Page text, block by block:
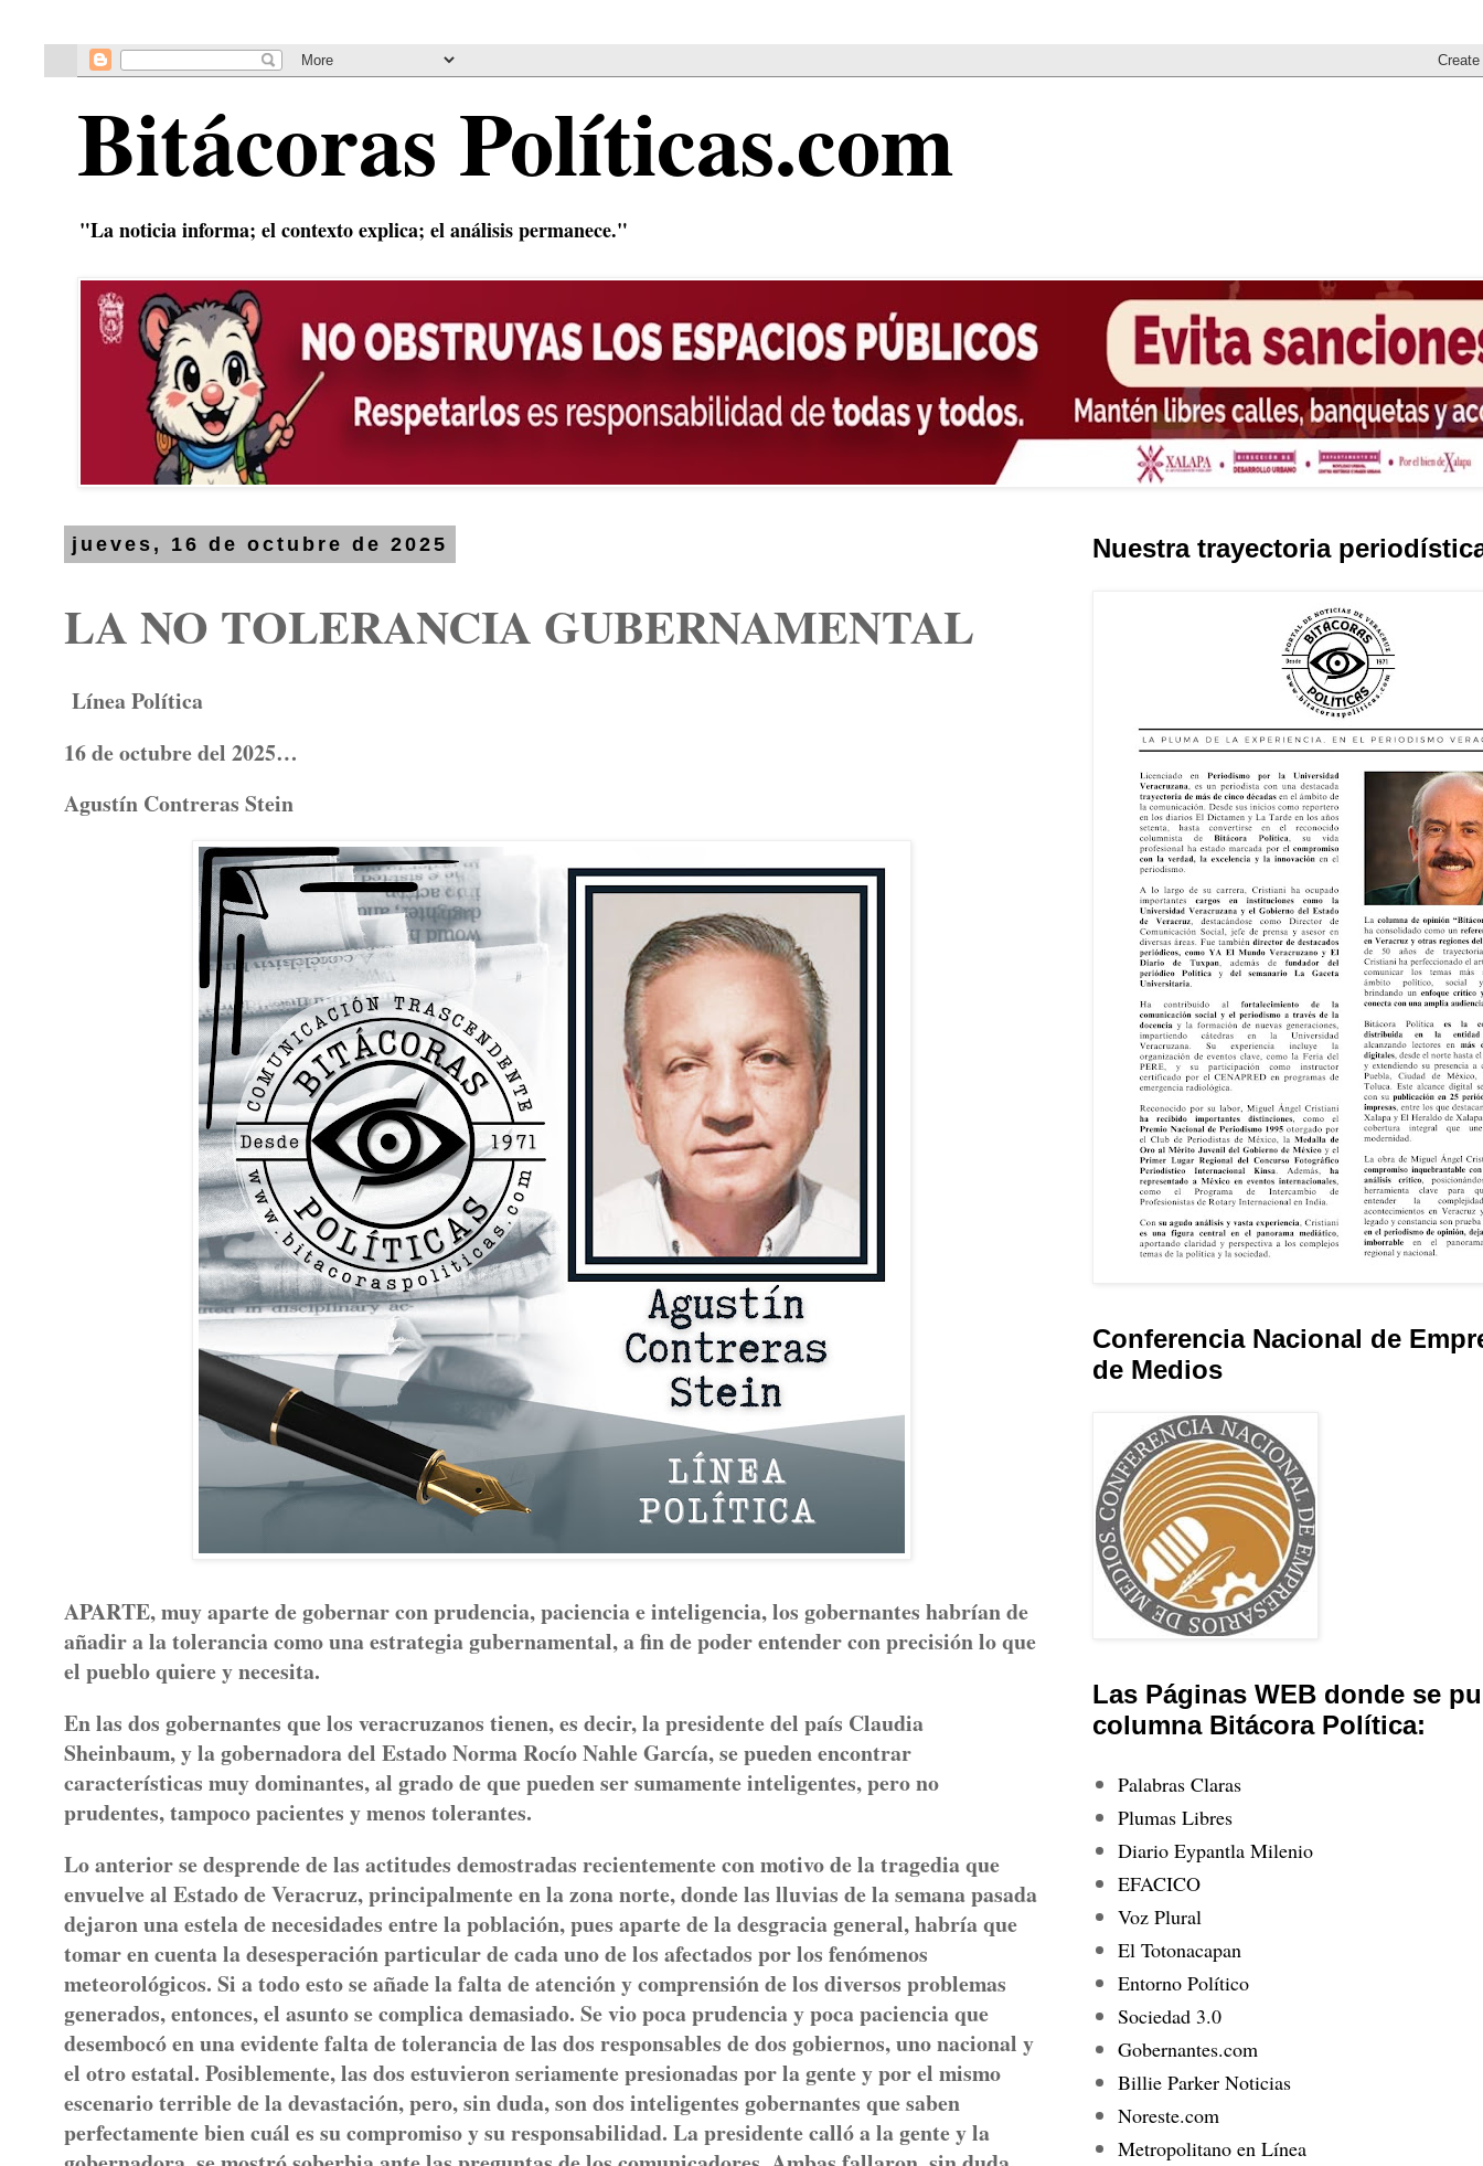
Bitácoras Políticas.com
"La noticia informa; el contexto explica; el análisis permanece."
jueves, 16 de octubre de 2025
LA NO TOLERANCIA GUBERNAMENTAL
Línea Política
16 de octubre del 2025…
Agustín Contreras Stein
APARTE, muy aparte de gobernar con prudencia, paciencia e inteligencia, los gobernantes habrían de
añadir a la tolerancia como una estrategia gubernamental, a fin de poder entender con precisión lo que
el pueblo quiere y necesita.
En las dos gobernantes que los veracruzanos tienen, es decir, la presidente del país Claudia
Sheinbaum, y la gobernadora del Estado Norma Rocío Nahle García, se pueden encontrar
características muy dominantes, al grado de que pueden ser sumamente inteligentes, pero no
prudentes, tampoco pacientes y menos tolerantes.
Lo anterior se desprende de las actitudes demostradas recientemente con motivo de la tragedia que
envuelve al Estado de Veracruz, principalmente en la zona norte, donde las lluvias de la semana pasada
dejaron una estela de necesidades entre la población, pues aparte de la desgracia general, habría que
tomar en cuenta la desesperación particular de cada uno de los afectados por los fenómenos
meteorológicos. Si a todo esto se añade la falta de atención y comprensión de los diversos problemas
generados, entonces, el asunto se complica demasiado. Se vio poca prudencia y poca paciencia que
desembocó en una evidente falta de tolerancia de las dos responsables de dos gobiernos, uno nacional y
el otro estatal. Posiblemente, las dos estuvieron seriamente presionadas por la gente y por el mismo
escenario terrible de la devastación, pero, sin duda, son dos inteligentes gobernantes que saben
perfectamente bien cuál es su compromiso y su responsabilidad. La presidente calló a la gente y la
Nuestra trayectoria
Conferencia Nacional de
de Medios
Las Páginas WEB donde se
columna Bitácora Política:
Palabras Claras
Plumas Libres
Diario Eypantla Milenio
EFACICO
Voz Plural
El Totonacapan
Entorno Político
Sociedad 3.0
Gobernantes.com
Billie Parker Noticias
Noreste.com
Metropolitano en Línea